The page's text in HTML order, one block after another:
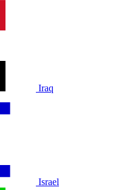
Iraq
Israel